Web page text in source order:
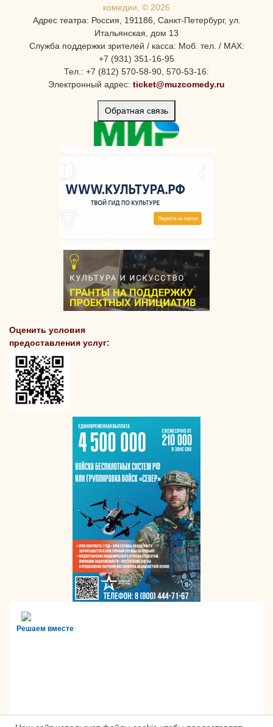
комедии, © 2026
Адрес театра: Россия, 191186, Санкт-Петербург, ул.
Итальянская, дом 13
Служба поддержки зрителей / касса: Моб. тел. / MAX:
+7 (931) 351-16-95
Тел.: +7 (812) 570-58-90, 570-53-16:
Электронный адрес: ticket@muzcomedy.ru
Обратная связь
Оценить условия
предоставления услуг:
Решаем вместе